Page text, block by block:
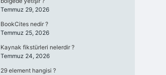
Temmuz 29, 2026
BookCites nedir ?
Temmuz 25, 2026
Kaynak fikstürleri nelerdir ?
Temmuz 24, 2026
29 element hangisi ?